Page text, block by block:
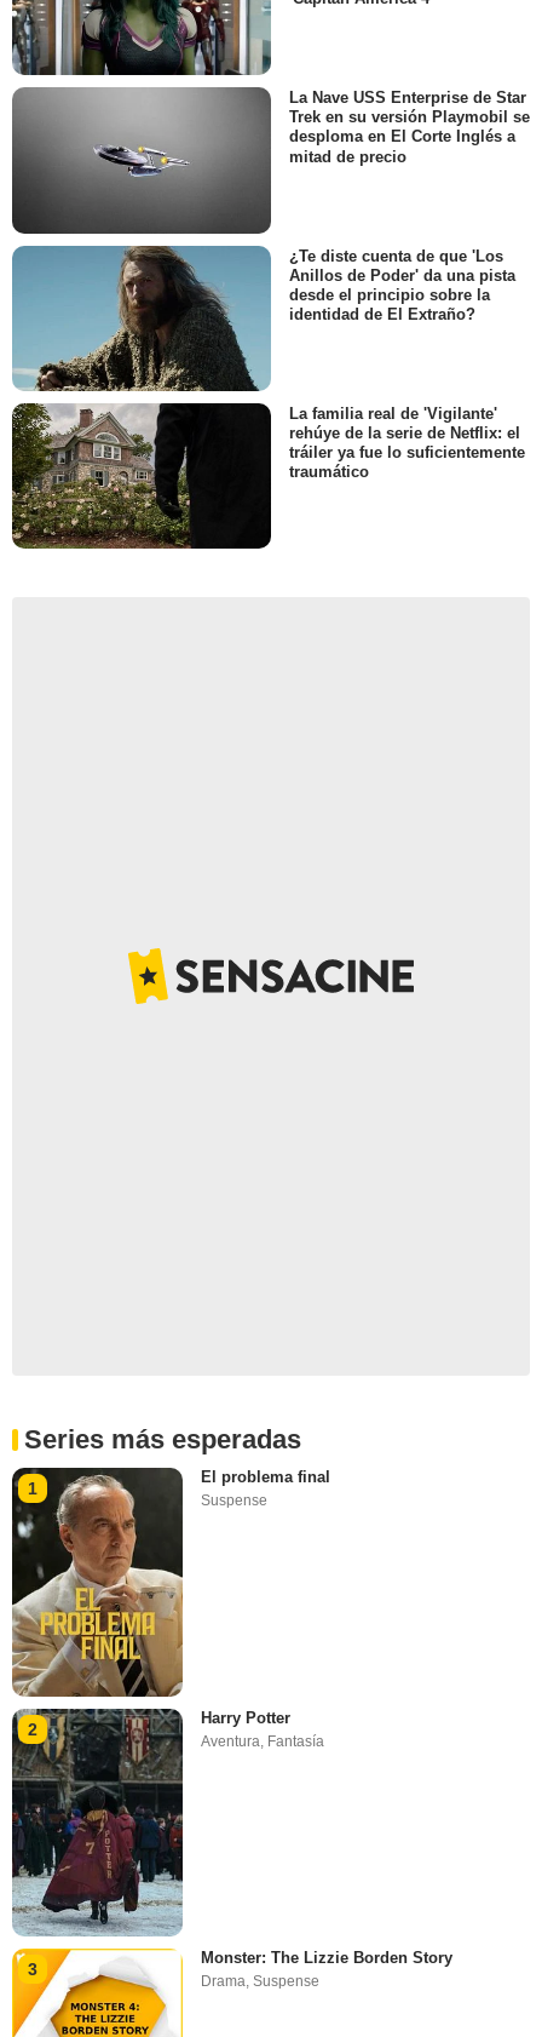
La Nave USS Enterprise de Star
Trek en su versión Playmobil se
desploma en El Corte Inglés a
mitad de precio
¿Te diste cuenta de que 'Los
Anillos de Poder' da una pista
desde el principio sobre la
identidad de El Extraño?
La familia real de 'Vigilante'
rehúye de la serie de Netflix: el
tráiler ya fue lo suficientemente
traumático
Series más esperadas
1
El problema final
Suspense
2
Harry Potter
Aventura Fantasía
3
Monster: The Lizzie Borden Story
Drama,Suspense